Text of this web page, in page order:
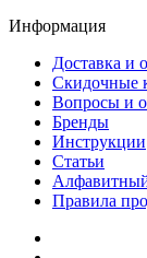
Информация
Доставка и
Скидочные
Вопросы и
Бренды
Инструкции
Статьи
Алфавитный
Правила